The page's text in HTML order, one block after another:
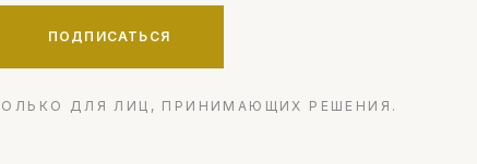
ПОДПИСАТЬСЯ
ДЛЯ ЛИЦ, ПРИНИМАЮЩИХ РЕШЕНИЯ.